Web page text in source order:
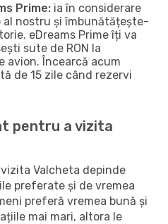
Prime: ia în considerare
al nostru și îmbunătățește-
eDreams Prime îți va
sute de RON la
avion. Încearcă acum
de 15 zile când rezervi
pentru a vizita
Valcheta depinde
preferate și de vremea
preferă vremea bună și
mai mari, altora le